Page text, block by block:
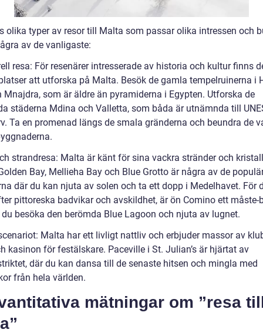
olika typer av resor till Malta som passar olika intressen och
av de vanligaste:
resa: För resenärer intresserade av historia och kultur finns
att utforska på Malta. Besök de gamla tempelruinerna i
Mnajdra, som är äldre än pyramiderna i Egypten. Utforska de
städerna Mdina och Valletta, som båda är utnämnda till
Ta en promenad längs de smala gränderna och beundra de
strandresa: Malta är känt för sina vackra stränder och
Bay, Mellieha Bay och Blue Grotto är några av de
där du kan njuta av solen och ta ett dopp i Medelhavet. För
pittoreska badvikar och avskildhet, är ön Comino ett måste-
besöka den berömda Blue Lagoon och njuta av lugnet.
Malta har ett livligt nattliv och erbjuder massor av
kasinon för festälskare. Paceville i St. Julian’s är hjärtat av
där du kan dansa till de senaste hitsen och mingla med
från hela världen.
mätningar om ”resa